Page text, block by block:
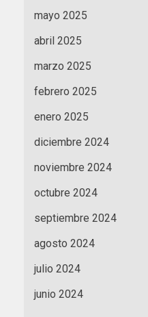
mayo 2025
abril 2025
marzo 2025
febrero 2025
enero 2025
diciembre 2024
noviembre 2024
octubre 2024
septiembre 2024
agosto 2024
julio 2024
junio 2024